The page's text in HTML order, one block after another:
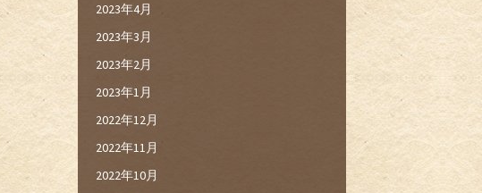
2023年4月
2023年3月
2023年2月
2023年1月
2022年12月
2022年11月
2022年10月